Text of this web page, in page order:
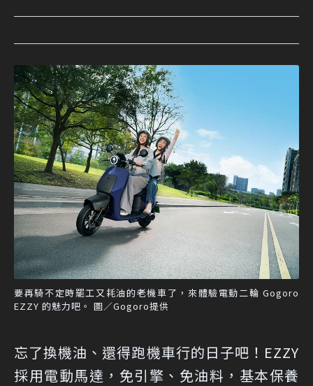
要再騎不定時罷工又耗油的老機車了，來體驗電動二輪 Gogoro
EZZY 的魅力吧。 圖／Gogoro提供
忘了換機油、還得跑機車行的日子吧！EZZY
採用電動馬達，免引擎、免油料，基本保養